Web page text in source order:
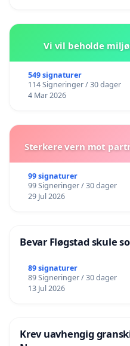
Vi vil beholde
549 signaturer
114 Signeringer / 30 dager
4 Mar 2026
Sterkere vern mot
99 signaturer
99 Signeringer / 30 dager
29 Jul 2026
Bevar Fløgstad skule
89 signaturer
89 Signeringer / 30 dager
13 Jul 2026
Krev uavhengig